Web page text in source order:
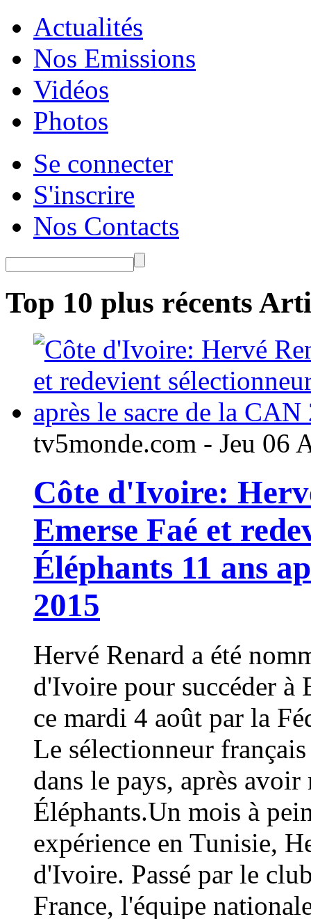
Actualités
Nos Emissions
Vidéos
Photos
Se connecter
S'inscrire
Nos Contacts
Top 10 plus récents
tv5monde.com - Jeu 06
Côte d'Ivoire:
Emerse Faé et
Éléphants 11 ans
2015
Hervé Renard a été
d'Ivoire pour succéder à
ce mardi 4 août par la
Le sélectionneur
dans le pays, après
Éléphants.Un mois à
expérience en Tunisie,
d'Ivoire. Passé par le
France, l'équipe